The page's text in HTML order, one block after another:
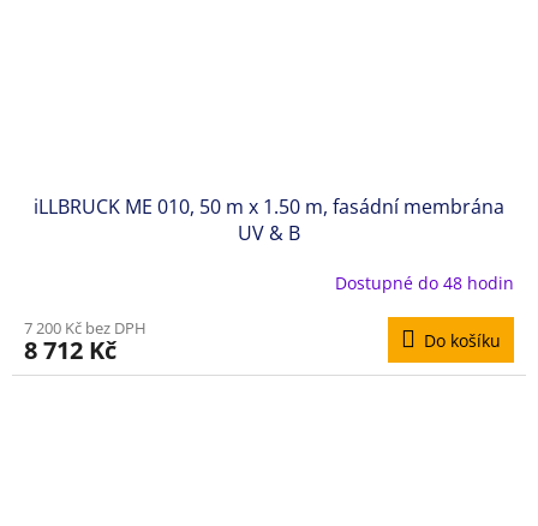
iLLBRUCK ME 010, 50 m x 1.50 m, fasádní membrána
UV & B
Dostupné do 48 hodin
7 200 Kč bez DPH
8 712 Kč Do košíku